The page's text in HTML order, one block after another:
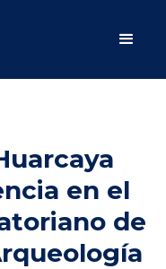
en el
de